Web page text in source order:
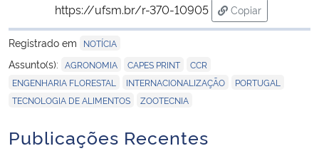
https://ufsm.br/r-370-10905
Copiar
para área de
Registrado em
NOTÍCIA
Assunto(s): AGRONOMIA CAPES PRINT CCR
ENGENHARIA FLORESTAL INTERNACIONALIZAÇÃO PORTUGAL
TECNOLOGIA DE ALIMENTOS ZOOTECNIA
Publicações Recentes